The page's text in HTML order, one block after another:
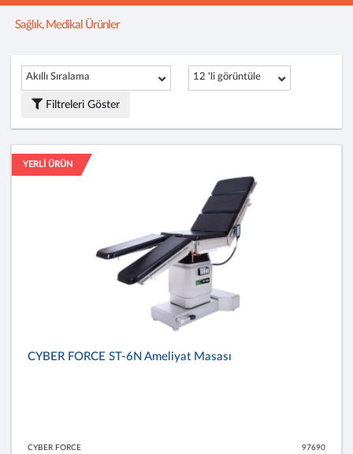
Sağlık, Medikal Ürünler
Akıllı Sıralama 12 'li görüntüle
Filtreleri Göster
YERLİ ÜRÜN
CYBER FORCE ST-6N Ameliyat Masası
CYBER FORCE 97690